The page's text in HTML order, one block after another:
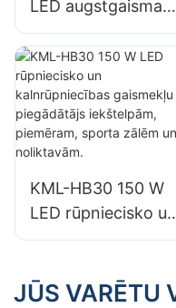
LED augstgaismas
gaismekļu
piegādātājs
iekštelpu
apgaismojumam
rūpnīcās,
noliktavās utt.
KML-HB30 150 W
LED rūpniecisko un
kalnrūpniecības
piegādātājs
JŪS VARĒTU